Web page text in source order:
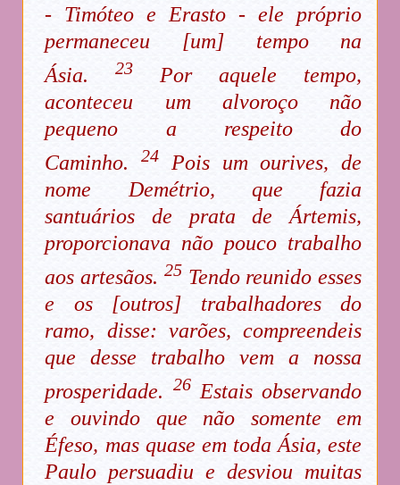
- Timóteo e Erasto - ele próprio
permaneceu [um] tempo na
Ásia.23
Por aquele tempo,
aconteceu um alvoroço não
pequeno a respeito do
Caminho.24
Pois um ourives, de
nome Demétrio, que fazia
santuários de prata de Ártemis,
proporcionava não pouco trabalho
aos artesãos. 25 Tendo reunido esses
e os [outros] trabalhadores do
ramo, disse: varões, compreendeis
que desse trabalho vem a nossa
prosperidade. 26Estais observando
e ouvindo que não somente em
Éfeso, mas quase em toda Ásia, este
Paulo persuadiu e desviou muitas